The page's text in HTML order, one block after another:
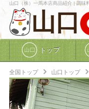
山口（株）一馬本店商品紹介 | 調味
山口
トップ
全国トップ 山口トップ